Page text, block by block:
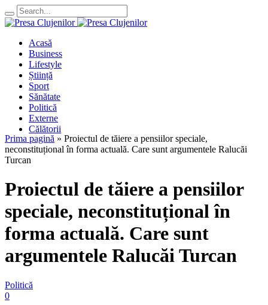
Acasă
Business
Lifestyle
Știință
Sport
Sănătate
Politică
Externe
Călătorii
Prima pagină » Proiectul de tăiere a pensiilor speciale,
neconstituțional în forma actuală. Care sunt argumentele Ralucăi
Turcan
Proiectul de tăiere a pensiilor
speciale, neconstituțional în
forma actuală. Care sunt
argumentele Ralucăi Turcan
Politică
0